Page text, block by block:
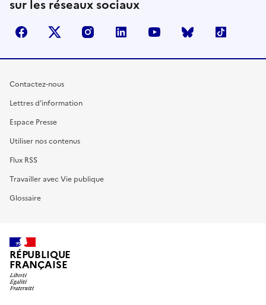
sur les réseaux sociaux
facebook X (anciennement Twitter)
instagramlinkedin youtube Bluesky
Contactez-nous
Lettres d'information
Espace Presse
Utiliser nos contenus
Flux RSS
Travailler avec Vie publique
Glossaire
RÉPUBLIQUE
FRANÇAISE